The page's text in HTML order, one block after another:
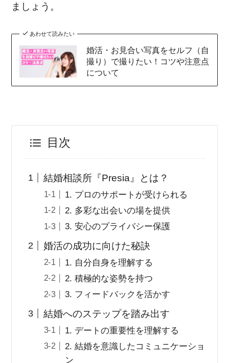
ましょう。
あわせて読みたい
婚活・お見合い写真をセルフ（自
撮り）で撮りたい！コツや注意点
について
目次
結婚相談所『Presia』とは？
1. プロのサポートが受けられる
2. 多彩な出会いの場を提供
3. 安心のプライバシー保護
婚活の成功に向けた秘訣
1. 自分自身を理解する
2. 積極的な姿勢を持つ
3. フィードバックを活かす
結婚へのステップを踏み出す
1. デートの重要性を理解する
2. 結婚を意識したコミュニケーショ
ン